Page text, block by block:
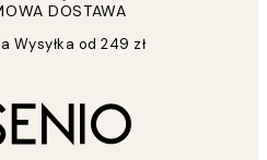
DOSTAWA
Wysyłka od 249 zł